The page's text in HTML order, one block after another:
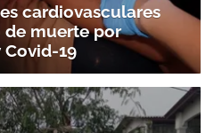
cardiovasculares
de muerte por
Covid-19